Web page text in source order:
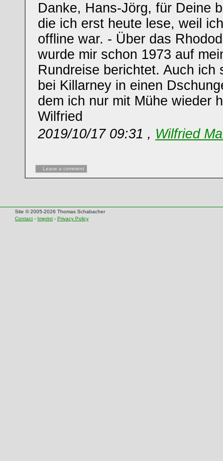
Danke, Hans-Jörg, für Deine
die ich erst heute lese, weil
offline war. - Über das
wurde mir schon 1973 auf
Rundreise berichtet. Auch ich
bei Killarney in einen
dem ich nur mit Mühe wieder
Wilfried
2019/10/17 09:31 , Wilfried
Leave a comment
Site © 2005-2026 Thomas Schabacher
Contact - Imprint - Privacy Policy